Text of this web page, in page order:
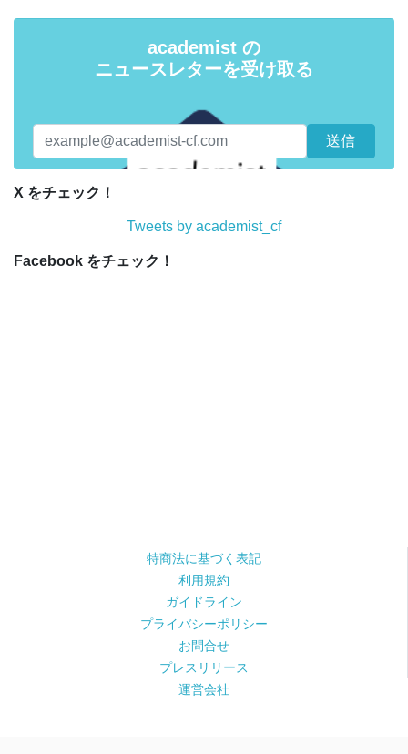
academist の
ニュースレターを受け取る
X をチェック！
Tweets by academist_cf
Facebook をチェック！
特商法に基づく表記
利用規約
ガイドライン
プライバシーポリシー
お問合せ
プレスリリース
運営会社